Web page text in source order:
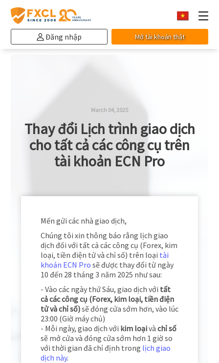
Đăng nhập Mở tài khoản thật
March 04, 2025
Thay đổi Lịch trình giao dịch
cho tất cả các công cụ trên
tài khoản ECN Pro
Mến gửi các nhà giao dịch,
Chúng tôi xin thông báo rằng lịch giao
dịch đối với tất cả các công cụ (Forex, kim
loại, tiền điện tử và chỉ số) trên loại tài
khoản ECN Pro sẽ được thay đổi từ ngày
10 đến 28 tháng 3 năm 2025 như sau:
- Vào các ngày thứ Sáu, giao dịch với tất
cả các công cụ (Forex, kim loại, tiền điện
tử và chỉ số)sẽ đóng cửa sớm hơn, vào lúc
23:00 (Giờ máy chủ)
- Mỗi ngày, giao dịch với kim loạivà chỉ số
sẽ mở cửa và đóng cửa sớm hơn 1 giờ so
với thời gian đã chỉ định trong lịch giao
dịch này.